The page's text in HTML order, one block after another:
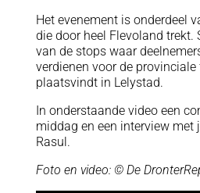
Het evenement is onderdeel
die door heel Flevoland trekt.
van de stops waar
verdienen voor de
plaatsvindt in Lelystad.
In onderstaande video een
middag en een interview met
Rasul.
Foto en video: © De